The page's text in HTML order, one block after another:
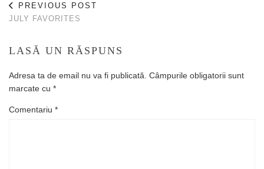
PREVIOUS POST
JULY FAVORITES
LASĂ UN RĂSPUNS
Adresa ta de email nu va fi publicată. Câmpurile obligatorii sunt
marcate cu *
Comentariu *